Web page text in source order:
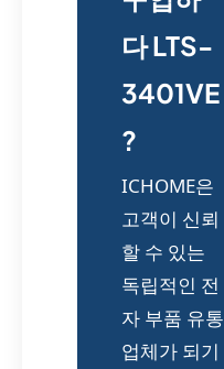
다 LTS-
3401VE
?
ICHOME은
고객이 신뢰
할 수 있는
독립적인 전
자 부품 유통
업체가 되기